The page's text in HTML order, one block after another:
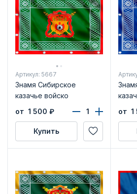
Артикул: 5667
Знамя Сибирское
казачье войско
от 1 500 ₽
Купить
от 1